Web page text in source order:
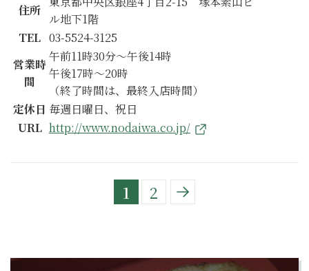
住所
ル地下1階
TEL 03-5524-3125
営業時
間
午前11時30分～午後14時
午後17時～20時
（終了時間は、最終入店時間）
定休日 毎週日曜日、祝日
URL http://www.nodaiwa.co.jp/
1 2